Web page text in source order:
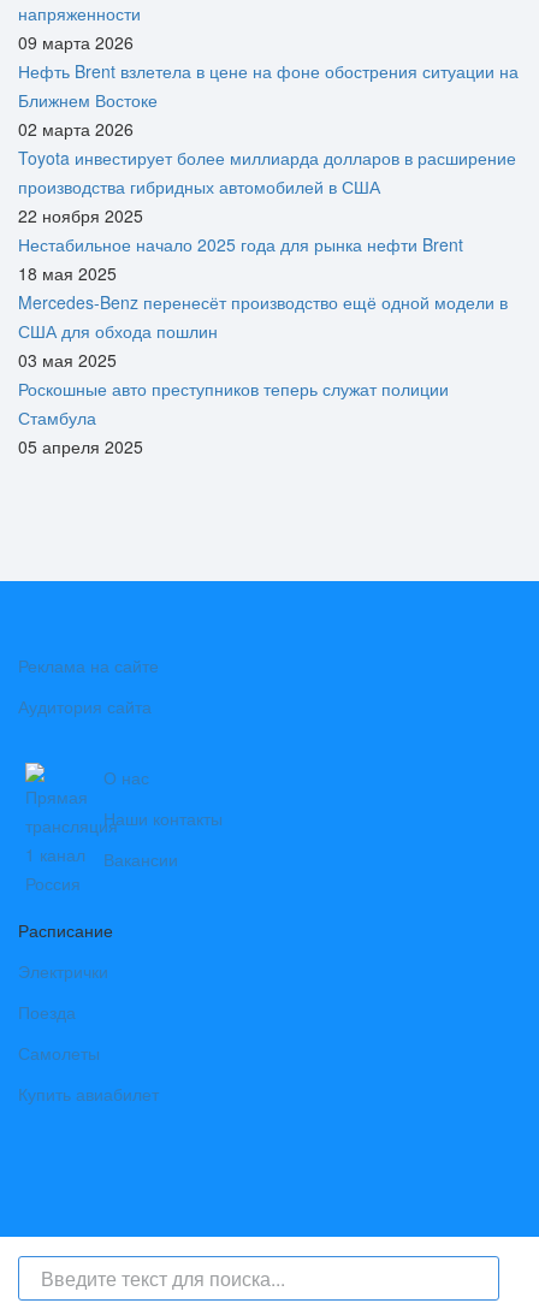
напряженности
09 марта 2026
Нефть Brent взлетела в цене на фоне обострения ситуации на
Ближнем Востоке
02 марта 2026
Toyota инвестирует более миллиарда долларов в расширение
производства гибридных автомобилей в США
22 ноября 2025
Нестабильное начало 2025 года для рынка нефти Brent
18 мая 2025
Mercedes-Benz перенесёт производство ещё одной модели в
США для обхода пошлин
03 мая 2025
Роскошные авто преступников теперь служат полиции
Стамбула
05 апреля 2025
Реклама на сайте
Аудитория сайта
О нас
Наши контакты
Вакансии
Расписание
Электрички
Поезда
Самолеты
Купить авиабилет